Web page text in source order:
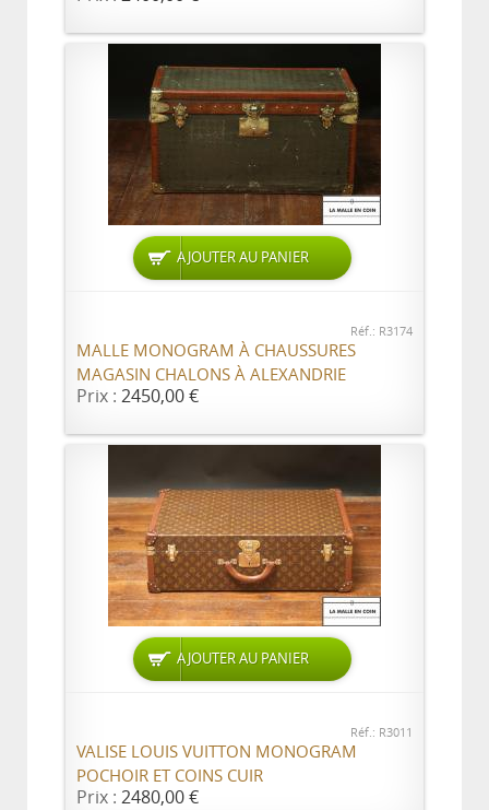
AJOUTER AU PANIER
Réf.: R3174
MALLE MONOGRAM À CHAUSSURES
MAGASIN CHALONS À ALEXANDRIE
Prix : 2450,00 €
AJOUTER AU PANIER
Réf.: R3011
VALISE LOUIS VUITTON MONOGRAM
POCHOIR ET COINS CUIR
Prix : 2480,00 €